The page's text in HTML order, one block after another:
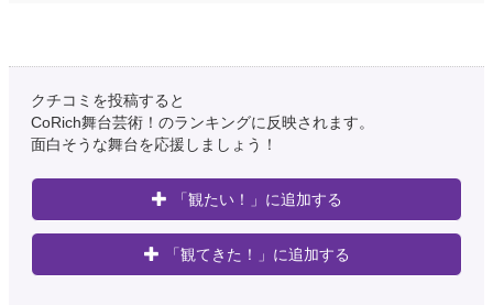
クチコミを投稿すると
CoRich舞台芸術！のランキングに反映されます。
面白そうな舞台を応援しましょう！
「観たい！」に追加する
「観てきた！」に追加する